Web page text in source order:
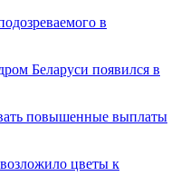
в
Беларуси появился в
повышенные выплаты
цветы к